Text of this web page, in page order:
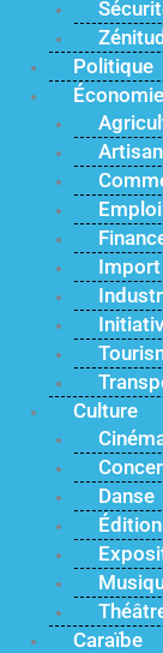
Politique
Économie
Emploi
Culture
Danse
Édition
Caraïbe